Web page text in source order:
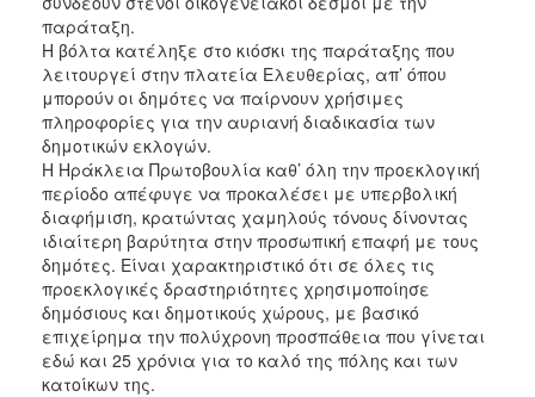
παράταξη.
Η βόλτα κατέληξε στο κιόσκι της παράταξης που
λειτουργεί στην πλατεία Ελευθερίας, απ’ όπου
μπορούν οι δημότες να παίρνουν χρήσιμες
πληροφορίες για την αυριανή διαδικασία των
δημοτικών εκλογών.
Η Ηράκλεια Πρωτοβουλία καθ’ όλη την προεκλογική
περίοδο απέφυγε να προκαλέσει με υπερβολική
διαφήμιση, κρατώντας χαμηλούς τόνους δίνοντας
ιδιαίτερη βαρύτητα στην προσωπική επαφή με τους
δημότες. Είναι χαρακτηριστικό ότι σε όλες τις
προεκλογικές δραστηριότητες χρησιμοποίησε
δημόσιους και δημοτικούς χώρους, με βασικό
επιχείρημα την πολύχρονη προσπάθεια που γίνεται
εδώ και 25 χρόνια για το καλό της πόλης και των
κατοίκων της.